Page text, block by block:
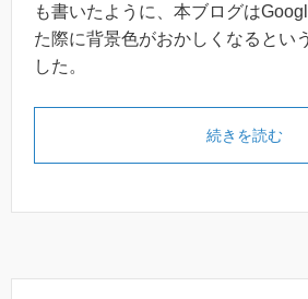
も書いたように、本ブログは
た際に背景色がおかしくなるとい
した。
続きを読む